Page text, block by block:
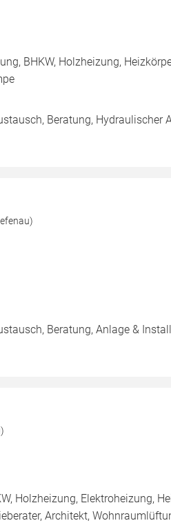
BHKW, Holzheizung,
Beratung, Hydraulischer
Beratung, Anlage &
Holzheizung, Elektroheizung,
Architekt,